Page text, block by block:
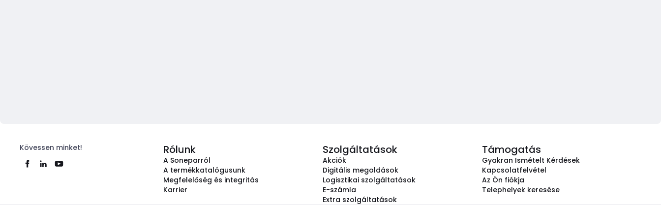
Kövessen minket! Rólunk
A Soneparról
A termékkatalógusunk
Megfelelőség és integritás
Karrier
Szolgáltatások
Akciók
Digitális megoldások
Logisztikai szolgáltatások
E-számla
Extra szolgáltatások
Támogatás
Gyakran Ismételt Kérdések
Kapcsolatfelvétel
Az Ön fiókja
Telephelyek keresése